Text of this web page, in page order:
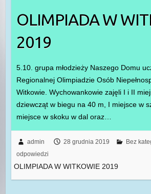
OLIMPIADA W
2019
5.10. grupa młodzieży Naszego Domu
Regionalnej Olimpiadzie Osób
Witkowie. Wychowankowie zajęli I i II
dziewcząt w biegu na 40 m, I miejsce w
miejsce w skoku w dal oraz…
admin 28 grudnia 2019 Bez
odpowiedzi
OLIMPIADA W WITKOWIE 2019